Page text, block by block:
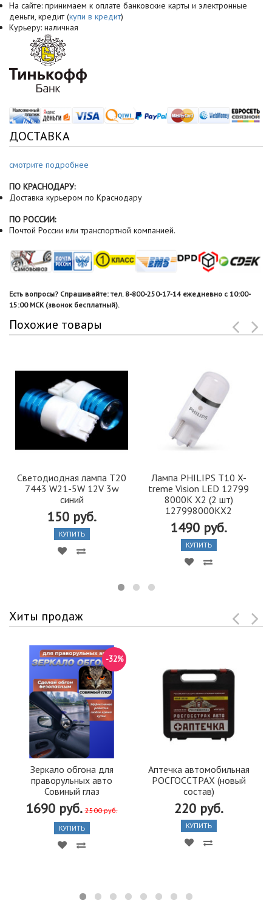
На сайте: принимаем к оплате банковские карты и электронные
деньги, кредит (купи в кредит)
Курьеру: наличная
ДОСТАВКА
смотрите подробнее
ПО КРАСНОДАРУ:
Доставка курьером по Краснодару
ПО РОССИИ:
Почтой России или транспортной компанией.
Есть вопросы? Спрашивайте: тел. 8-800-250-17-14 ежедневно с 10:00-
15:00 МСК (звонок бесплатный).
Похожие товары
Светодиодная лампа T20
7443 W21-5W 12V 3w
синий
150 руб.
КУПИТЬ
Лампа PHILIPS T10 X-
treme Vision LED 12799
8000K X2 (2 шт)
127998000KX2
1490 руб.
КУПИТЬ
Хиты продаж
Зеркало обгона для
праворульных авто
Совиный глаз
1690 руб. 2500 руб.
-32%
КУПИТЬ
Аптечка автомобильная
РОСГОССТРАХ (новый
состав)
220 руб.
КУПИТЬ